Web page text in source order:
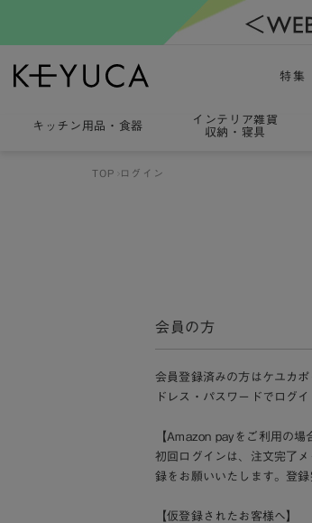
特集
キッチン用品 ・ 食器
インテリア雑貨
収納・寝具
TOP ログイン
会員の方
会員登録済みの方はケユカ
ドレス・パスワードでログイ
【Amazon payをご利用の場
初回ログインは、注文完了
録をお願いいたします。登
【仮登録されたお客様へ】